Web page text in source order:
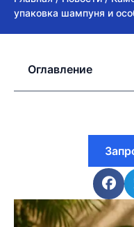
упаковка шампуня и
Оглавление